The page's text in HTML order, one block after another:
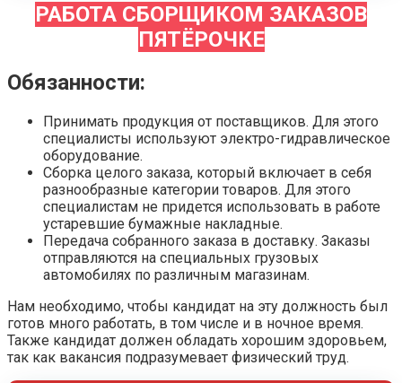
РАБОТА СБОРЩИКОМ ЗАКАЗОВ
ПЯТЁРОЧКЕ
Обязанности:
Принимать продукция от поставщиков. Для этого
специалисты используют электро-гидравлическое
оборудование.
Сборка целого заказа, который включает в себя
разнообразные категории товаров. Для этого
специалистам не придется использовать в работе
устаревшие бумажные накладные.
Передача собранного заказа в доставку. Заказы
отправляются на специальных грузовых
автомобилях по различным магазинам.
Нам необходимо, чтобы кандидат на эту должность был
готов много работать, в том числе и в ночное время.
Также кандидат должен обладать хорошим здоровьем,
так как вакансия подразумевает физический труд.